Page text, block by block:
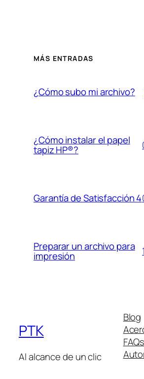
MÁS ENTRADAS
¿Cómo subo mi archivo?
¿Cómo instalar el papel
tapiz HP®?
Garantía de Satisfacción 4
Preparar un archivo para
impresión
PTK
Al alcance de un clic
Blog
FAQs